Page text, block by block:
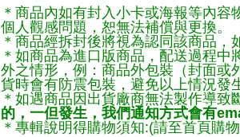
＊商品內如有封入小卡或海報等內
個人觀感問題，恕無法補償與更換。
＊商品經拆封後將視為認同該商品，
＊如商品為進口版商品，配送過程
外之情形，例：商品外包裝（封面或
貨時會有防震包裝，避免以上情況發
＊如遇商品因出貨廠商無法製作導致
的，一但發生，我們通知方式會有
＊專輯說明得購物須知:(請至首頁購